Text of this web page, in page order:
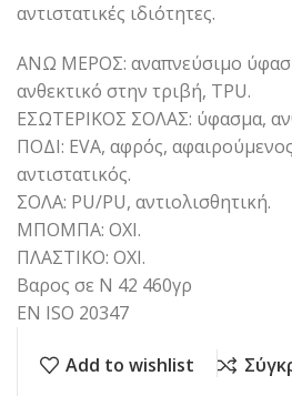
αντιστατικές ιδιότητες.
ΑΝΩ ΜΕΡΟΣ: αναπνεύσιμο
ανθεκτικό στην τριβή, TPU.
ΕΣΩΤΕΡΙΚΟΣ ΣΟΛΑΣ: ύφασμα,
ΠΟΔΙ: EVA, αφρός,
αντιστατικός.
ΣΟΛΑ: PU/PU, αντιολισθητική.
ΜΠΟΜΠΑ: ΟΧΙ.
ΠΛΑΣΤΙΚΟ: ΟΧΙ.
Βαρος σε Ν 42 460γρ
ΕΝ ISO 20347
Add to wishlist